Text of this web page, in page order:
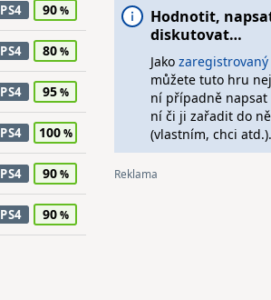
PS4 90
PS4 80
PS4 95
PS4 100
PS4 90
PS4 90
Hodnotit,
diskutovat…
Jako zaregistrovaný
můžete tuto hru
ní případně napsat
ní či ji zařadit do
(vlastním, chci atd.).